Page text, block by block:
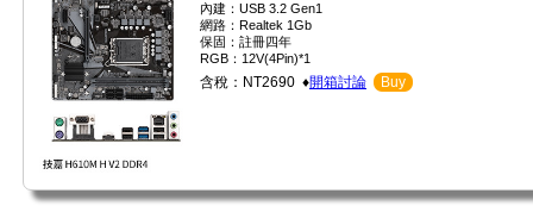
內建：USB 3.2 Gen1
網路：Realtek 1Gb
保固：註冊四年
RGB：12V(4Pin)*1
含稅：NT2690 ♦開箱討論 Buy